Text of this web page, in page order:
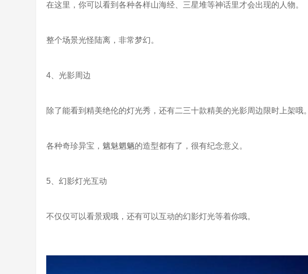
在这里，你可以看到各种各样山海经、三星堆等神话里才会出现的人物。
整个场景光怪陆离，非常梦幻。
4、光影周边
除了能看到精美绝伦的灯光秀，还有二三十款精美的光影周边限时上架哦。
各种奇珍异宝，魑魅魍魉的造型都有了，很有纪念意义。
5、幻影灯光互动
不仅仅可以看景观哦，还有可以互动的幻影灯光等着你哦。